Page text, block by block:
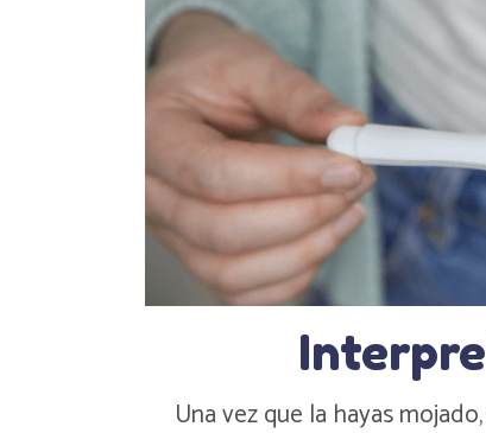
Una vez que la hayas